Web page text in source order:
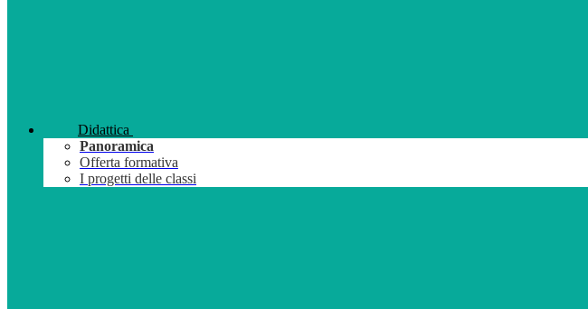
Didattica
Panoramica
Offerta formativa
I progetti delle classi